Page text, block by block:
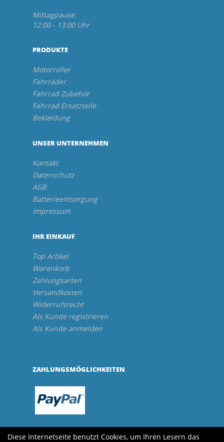
Mittagpause:
12:00 - 13:00 Uhr
PRODUKTE
Motorroller
Fahrräder
Fahrrad Zubehör
Fahrrad Ersatzteile
Bekleidung
UNSER UNTERNEHMEN
Kontakt
Datenschutz
AGB
Batterieentsorgung
Impressum
IHR EINKAUF
Top Artikel
Warenkorb
Zahlungsarten
Versandkosten
Widerrufsrecht
Als Kunde registrieren
Als Kunde anmelden
ZAHLUNGSMÖGLICHKEITEN
Diese Internetseite benutzt Cookies, um Ihren Lesern das